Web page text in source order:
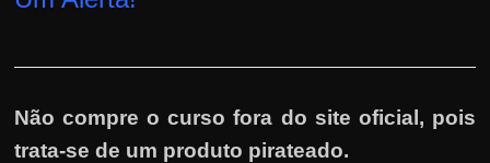
Não compre o curso fora do site oficial, pois
trata-se de um produto pirateado.